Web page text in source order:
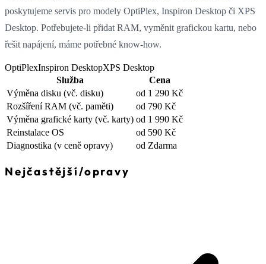
poskytujeme servis pro modely OptiPlex, Inspiron Desktop či XPS
Desktop. Potřebujete-li přidat RAM, vyměnit grafickou kartu, nebo
řešit napájení, máme potřebné know-how.
OptiPlexInspiron DesktopXPS Desktop
Služba
Cena
Výměna disku (vč. disku)
od 1 290 Kč
Rozšíření RAM (vč. paměti)
od 790 Kč
Výměna grafické karty (vč. karty) od 1 990 Kč
Reinstalace OS
od 590 Kč
Diagnostika (v ceně opravy) od Zdarma
Nejčastější/opravy